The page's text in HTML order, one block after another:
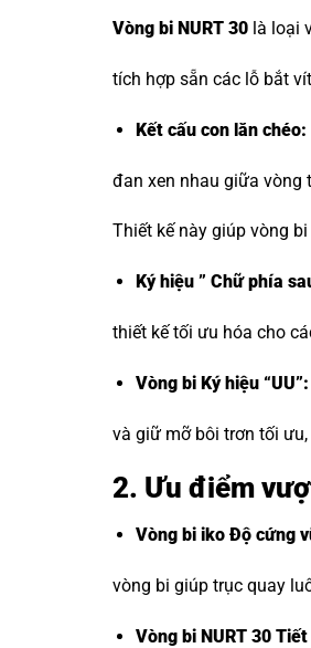
Vòng bi NURT 30 là loại
tích hợp sẵn các lỗ bắt
Kết cấu con lăn chéo:
đan xen nhau giữa vòng
Thiết kế này giúp vòng
Ký hiệu ” Chữ phía
thiết kế tối ưu hóa cho
Vòng bi Ký hiệu “UU”:
và giữ mỡ bôi trơn tối
2. Ưu điểm
Vòng bi ikoĐộ cứng
vòng bi giúp trục quay
Vòng bi NURT 30